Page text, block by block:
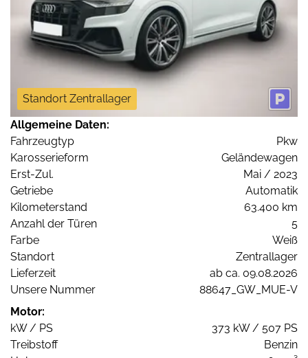
Standort Zentrallager
Allgemeine Daten:
Fahrzeugtyp
Pkw
Karosserieform
Geländewagen
Erst-Zul.
Mai / 2023
Getriebe
Automatik
Kilometerstand
63.400 km
Anzahl der Türen
5
Farbe
Weiß
Standort
Zentrallager
Lieferzeit
ab ca. 09.08.2026
Unsere Nummer
88647_GW_MUE-V
Motor:
kW / PS
373 kW / 507 PS
Treibstoff
Benzin